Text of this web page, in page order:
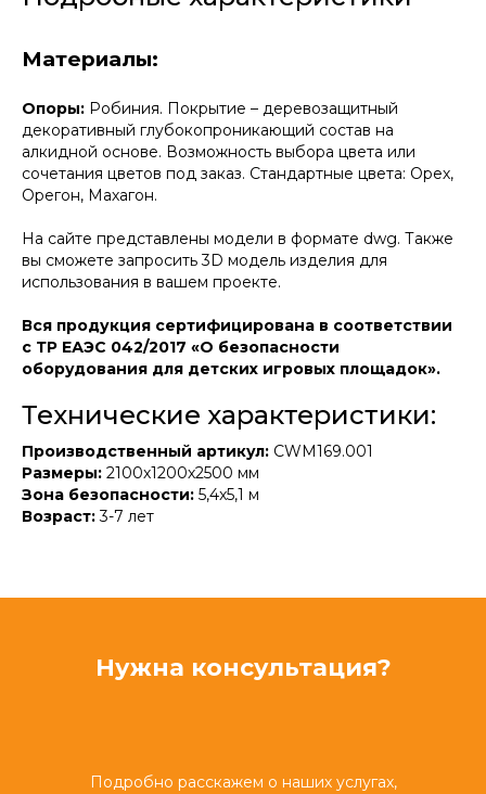
Материалы:
Опоры: Робиния. Покрытие – деревозащитный
декоративный глубокопроникающий состав на
алкидной основе. Возможность выбора цвета или
сочетания цветов под заказ. Стандартные цвета: Орех,
Орегон, Махагон.
На сайте представлены модели в формате dwg. Также
вы сможете запросить 3D модель изделия для
использования в вашем проекте.
Вся продукция сертифицирована в соответствии
с ТР ЕАЭС 042/2017 «О безопасности
оборудования для детских игровых площадок».
Технические характеристики:
Производственный артикул: CWM169.001
Размеры: 2100х1200х2500 мм
Зона безопасности: 5,4x5,1 м
Возраст:3-7 лет
Нужна консультация?
Подробно расскажем о наших услугах,